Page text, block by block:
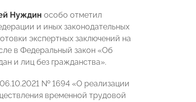
Нуждин особо отметил
и иных законодательных
экспертных заключений на
в Федеральный закон «Об
и лиц без гражданства».
№ 1694 «О реализации
временной трудовой